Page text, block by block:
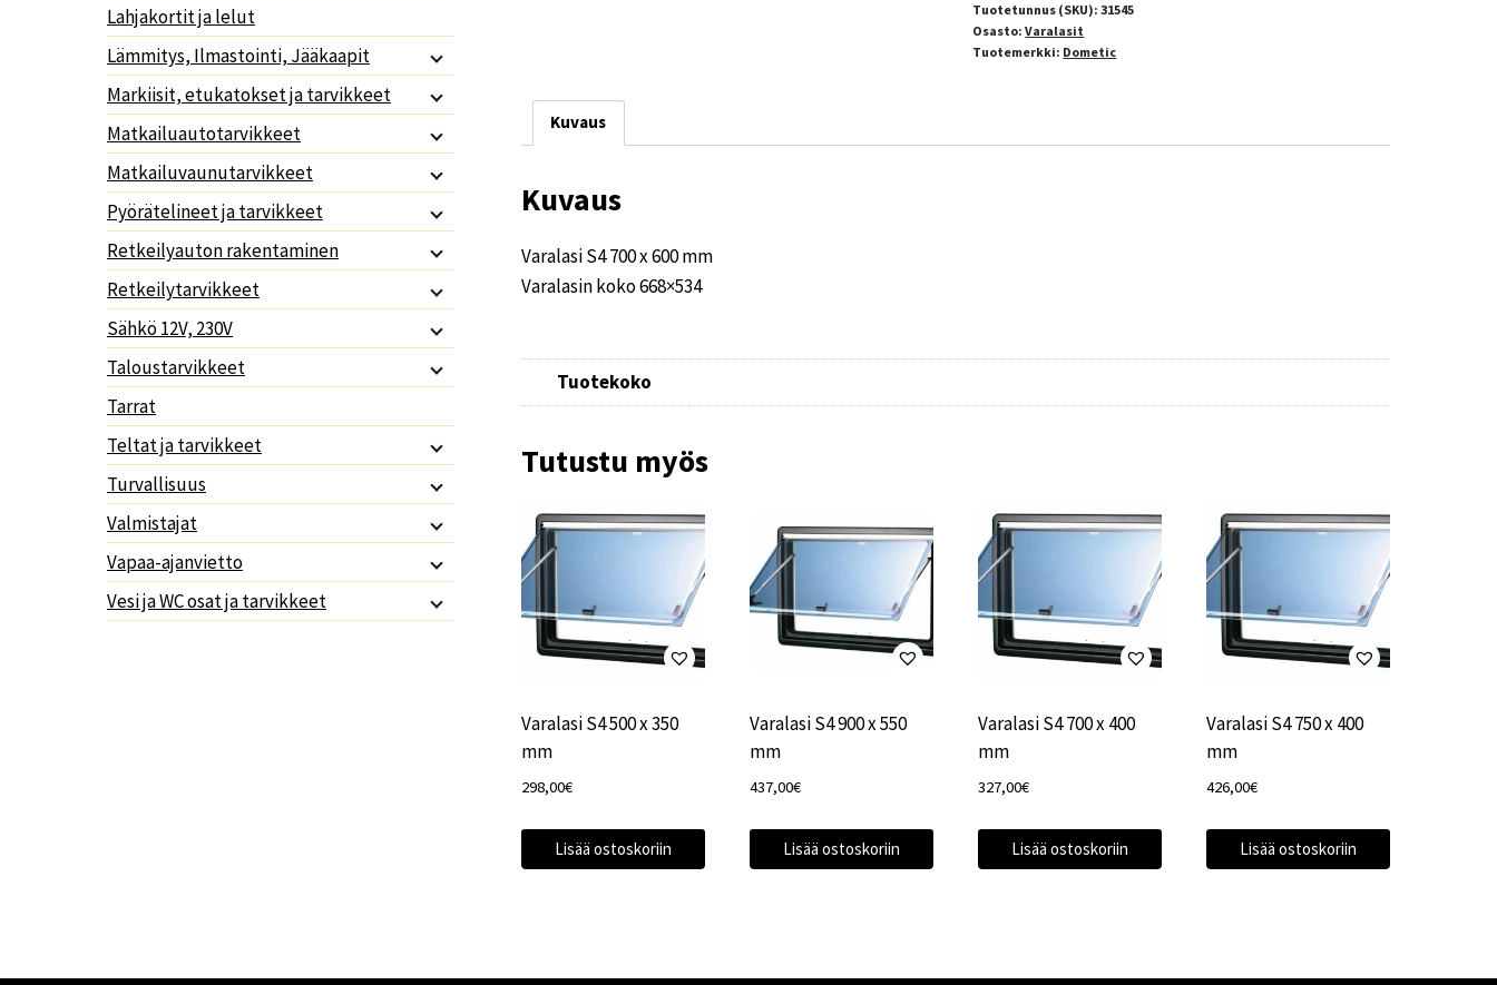
Tuotetunnus (SKU):31545
Osasto:Varalasit
Tuotemerkki: Dometic
Kuvaus
Kuvaus
Varalasi S4 700 x 600 mm
Varalasin koko 668×534
Tuotekoko
Tutustu myös
Varalasi S4 500 x 350
mm
298,00€
Lisää ostoskoriin
Varalasi S4 900 x 550
mm
437,00€
Lisää ostoskoriin
Varalasi S4 700 x 400
mm
327,00€
Lisää ostoskoriin
Varalasi S4 750 x 400
mm
426,00€
Lisää ostoskoriin
Lahjakortit ja lelut
Lämmitys, Ilmastointi, Jääkaapit
Markiisit, etukatokset ja tarvikkeet
Matkailuautotarvikkeet
Matkailuvaunutarvikkeet
Pyörätelineet ja tarvikkeet
Retkeilyauton rakentaminen
Retkeilytarvikkeet
Sähkö 12V, 230V
Taloustarvikkeet
Tarrat
Teltat ja tarvikkeet
Turvallisuus
Valmistajat
Vapaa-ajanvietto
Vesi ja WC osat ja tarvikkeet